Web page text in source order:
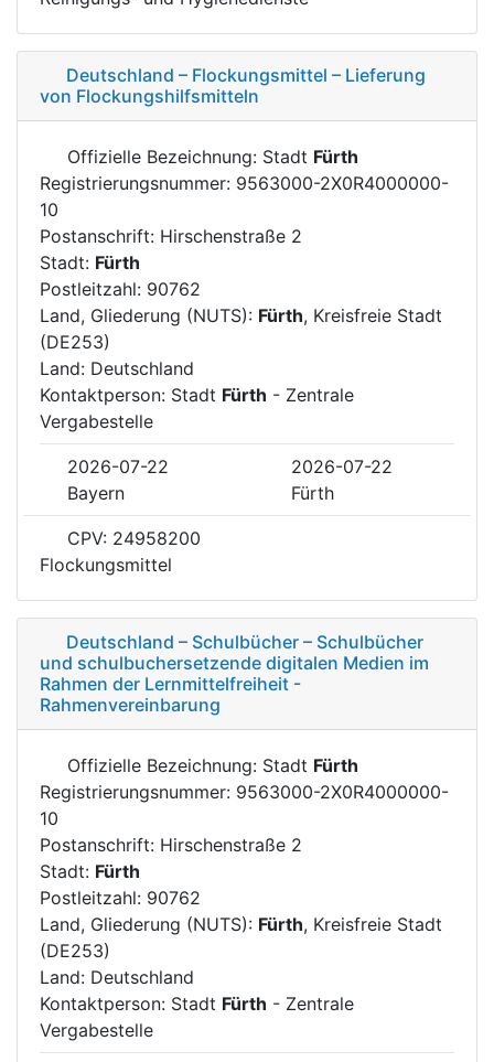
Deutschland – Flockungsmittel – Lieferung
von Flockungshilfsmitteln
Offizielle Bezeichnung: Stadt Fürth
Registrierungsnummer: 9563000-2X0R4000000-
10
Postanschrift: Hirschenstraße 2
Stadt: Fürth
Postleitzahl: 90762
Land, Gliederung (NUTS): Fürth, Kreisfreie Stadt
(DE253)
Land: Deutschland
Kontaktperson: Stadt Fürth - Zentrale
Vergabestelle
2026-07-22
2026-07-22
Bayern
Fürth
CPV: 24958200
Flockungsmittel
Deutschland – Schulbücher – Schulbücher
und schulbuchersetzende digitalen Medien im
Rahmen der Lernmittelfreiheit -
Rahmenvereinbarung
Offizielle Bezeichnung: Stadt Fürth
Registrierungsnummer: 9563000-2X0R4000000-
10
Postanschrift: Hirschenstraße 2
Stadt: Fürth
Postleitzahl: 90762
Land, Gliederung (NUTS): Fürth, Kreisfreie Stadt
(DE253)
Land: Deutschland
Kontaktperson: Stadt Fürth - Zentrale
Vergabestelle